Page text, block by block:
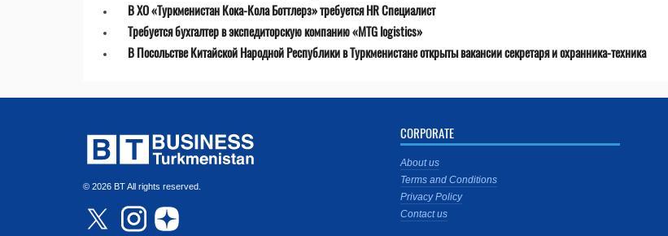
В ХО «Туркменистан Кока-Кола Боттлерз» требуется HR Специалист
Требуется бухгалтер в экспедиторскую компанию «MTG logistics»
В Посольстве Китайской Народной Республики в Туркменистане открыты вакансии секретаря и охранника-техника
© 2026 BT All rights reserved.
CORPORATE
About us
Terms and Conditions
Privacy Policy
Contact us